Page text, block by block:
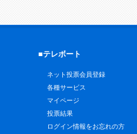
■テレボート
ネット投票会員登録
各種サービス
マイページ
投票結果
ログイン情報をお忘れの方